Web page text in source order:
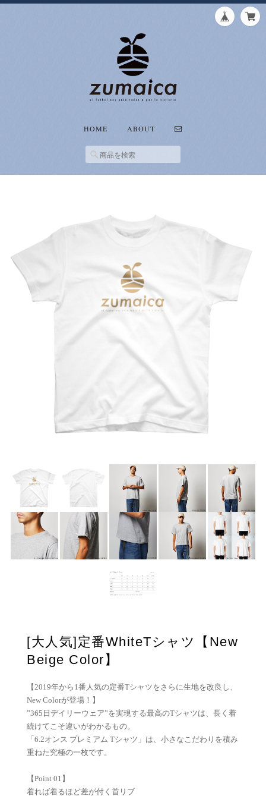
HOME ABOUT
[大人気]定番WhiteTシャツ【New
Beige Color】
【2019年から1番人気の定番Tシャツをさらに生地を改良し、
New Colorが登場！】
”365日デイリーウェア”を実現する最高のTシャツは、長く着
続けてこそ違いがわかるもの。
「6.2オンス プレミアム Tシャツ」は、小さなこだわりを積み
重ねた究極の一枚です。
【Point 01】
着れば着るほど差が付く首リブ